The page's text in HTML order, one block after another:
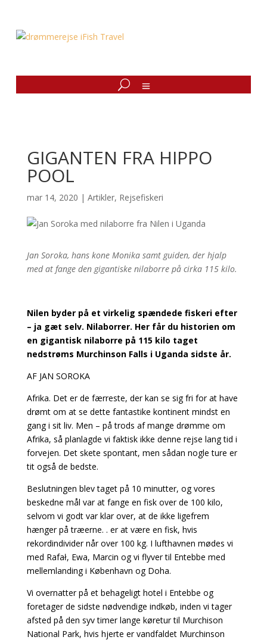
GIGANTEN FRA HIPPO
POOL
mar 14, 2020 | Artikler, Rejsefiskeri
Jan Soroka, hans kone Monika samt guiden, der hjalp
med at fange den gigantiske nilaborre på cirka 115 kilo.
Nilen byder på et virkelig spændede fiskeri efter
– ja gæt selv. Nilaborrer. Her får du historien om
en gigantisk nilaborre på 115 kilo taget
nedstrøms Murchinson Falls i Uganda sidste år.
AF JAN SOROKA
Afrika. Det er de færreste, der kan se sig fri for at have
drømt om at se dette fantastike kontinent mindst en
gang i sit liv. Men – på trods af mange drømme om
Afrika, så planlagde vi faktisk ikke denne rejse lang tid i
forvejen. Det skete spontant, men sådan nogle ture er
tit også de bedste.
Beslutningen blev taget på 10 minutter, og vores
beskedne mål var at fange en fisk over de 100 kilo,
selvom vi godt var klar over, at de ikke ligefrem
hænger på træerne. . er at være en fisk, hvis
rekordindivider når over 100 kg. I lufthavnen mødes vi
med Rafał, Ewa, Marcin og vi flyver til Entebbe med
mellemlanding i København og Doha.
Vi overnatter på et behageligt hotel i Entebbe og
foretager de sidste nødvendige indkøb, inden vi tager
afsted på den syv timer lange køretur til Murchison
National Park, hvis hjerte er vandfaldet Murchinson